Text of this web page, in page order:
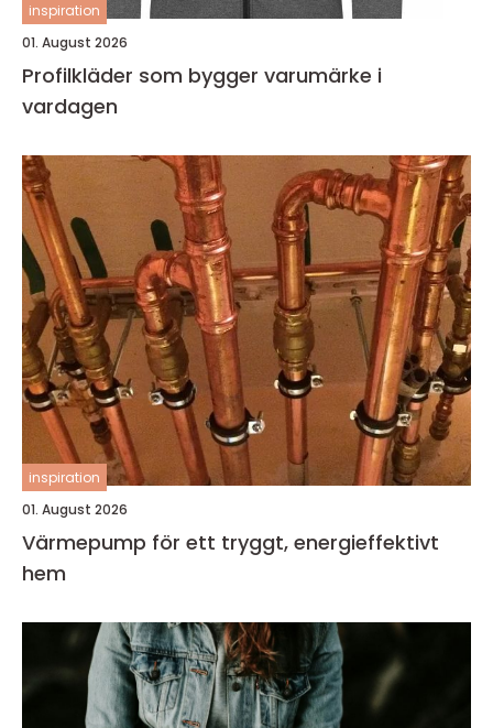
inspiration
01. August 2026
Profilkläder som bygger varumärke i
vardagen
inspiration
01. August 2026
Värmepump för ett tryggt, energieffektivt
hem